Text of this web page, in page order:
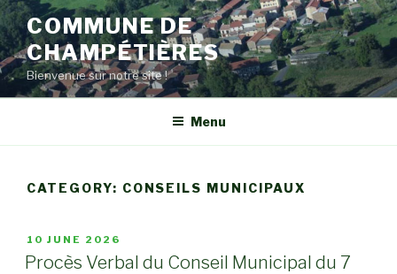
Skip
to
content
COMMUNE DE
CHAMPÉTIÈRES
Bienvenue sur notre site !
Menu
CATEGORY: CONSEILS MUNICIPAUX
POSTED
ON
10 JUNE 2026
Procès Verbal du Conseil Municipal du 7